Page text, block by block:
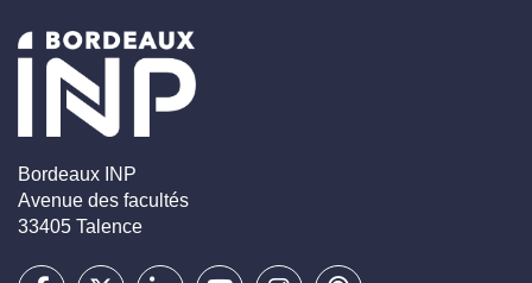
Bordeaux INP
Avenue des facultés
33405 Talence